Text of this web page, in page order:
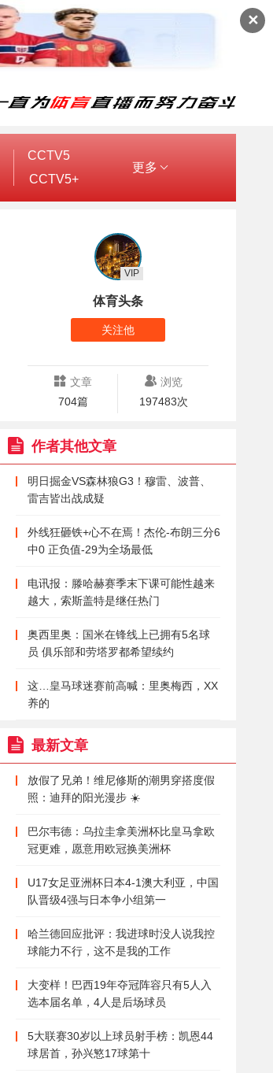
✕
CCTV5
CCTV5+
更多
体育头条
VIP
关注他
文章
704篇
浏览
197483次
作者其他文章
明日掘金VS森林狼G3！穆雷、波普、
雷吉皆出战成疑
外线狂砸铁+心不在焉！杰伦-布朗三分6
中0 正负值-29为全场最低
电讯报：滕哈赫赛季末下课可能性越来
越大，索斯盖特是继任热门
奥西里奥：国米在锋线上已拥有5名球
员 俱乐部和劳塔罗都希望续约
这…皇马球迷赛前高喊：里奥梅西，XX
养的
最新文章
放假了兄弟！维尼修斯的潮男穿搭度假
照：迪拜的阳光漫步 ☀️
巴尔韦德：乌拉圭拿美洲杯比皇马拿欧
冠更难，愿意用欧冠换美洲杯
U17女足亚洲杯日本4-1澳大利亚，中国
队晋级4强与日本争小组第一
哈兰德回应批评：我进球时没人说我控
球能力不行，这不是我的工作
大变样！巴西19年夺冠阵容只有5人入
选本届名单，4人是后场球员
5大联赛30岁以上球员射手榜：凯恩44
球居首，孙兴慜17球第十